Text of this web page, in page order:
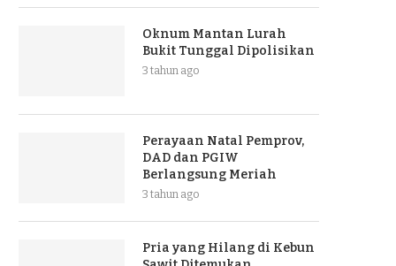
Oknum Mantan Lurah
Bukit Tunggal Dipolisikan
3 tahun ago
Perayaan Natal Pemprov,
DAD dan PGIW
Berlangsung Meriah
3 tahun ago
Pria yang Hilang di Kebun